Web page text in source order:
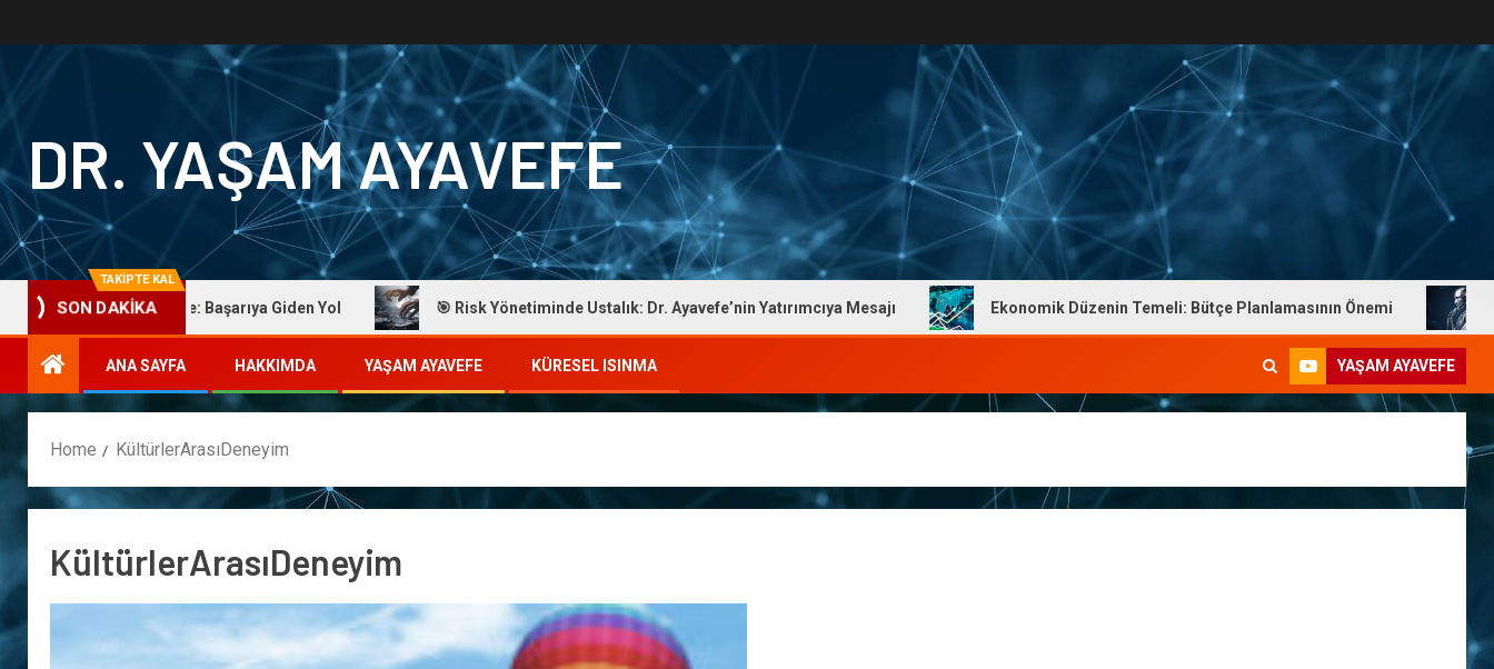
DR. YAŞAM AYAVEFE
TAKİPTE KAL
SON DAKİKA
Dr. Yaşam Ayavefe: Başarıya Giden Yol 🎯 Risk Yönetiminde Ustalık: Dr. Ayavefe’nin Yatırımcıya Mesajı Ekonomik Düzenin Temeli: Bütçe Planlamasının Önemi Dr.
ANA SAYFA HAKKIMDA YAŞAM AYAVEFE KÜRESEL ISINMA YAŞAM AYAVEFE
Home KültürlerArasıDeneyim
KültürlerArasıDeneyim